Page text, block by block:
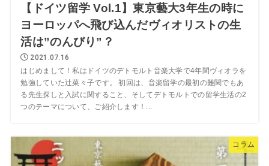
【ドイツ留学 Vol.1】東京藝大3年生の時に
ヨーロッパへ飛び込んだヴィオリストの生
活は”のんびり”？
2021.07.16
はじめまして！私はドイツのデトモルト音楽大学で4年間ヴィオラを
勉強していた辻菜々子です。 初回は、音楽留学の最初の難関でもあ
る先生探しと入試に関すること、そしてデトモルトでの留学生活の2
つのテーマについて、ご紹介します！...
コラム